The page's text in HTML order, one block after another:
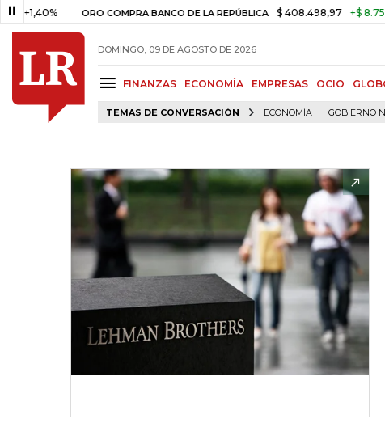
ORO COMPRA BANCO DE LA REPÚBLICA $ 408.498,97 +$ 8.753,81
DOMINGO, 09 DE AGOSTO DE 2026
FINANZAS ECONOMÍA EMPRESAS OCIO
TEMAS DE CONVERSACIÓN ECONOMÍA GOBIERNO